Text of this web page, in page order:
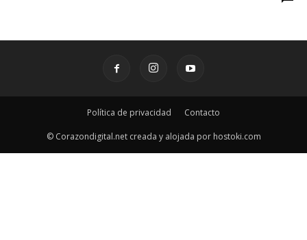
Política de privacidad Contacto
© Corazondigital.net creada y alojada por hostoki.com